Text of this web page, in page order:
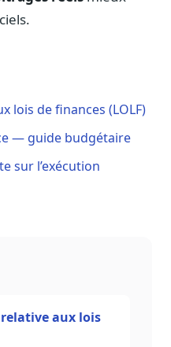
lois de finances (LOLF)
— guide budgétaire
sur l’exécution
aux lois